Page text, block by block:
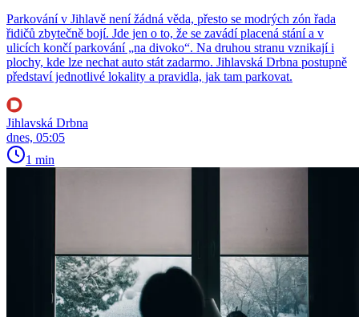
Parkování v Jihlavě není žádná věda, přesto se modrých zón řada
řidičů zbytečně bojí. Jde jen o to, že se zavádí placená stání a v
ulicích končí parkování „na divoko“. Na druhou stranu vznikají i
plochy, kde lze nechat auto stát zadarmo. Jihlavská Drbna postupně
představí jednotlivé lokality a pravidla, jak tam parkovat.
Jihlavská Drbna
dnes, 05:05
1 min